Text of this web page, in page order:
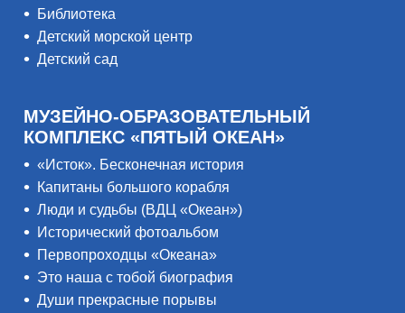
Библиотека
Детский морской центр
Детский сад
МУЗЕЙНО-ОБРАЗОВАТЕЛЬНЫЙ
КОМПЛЕКС «ПЯТЫЙ ОКЕАН»
«Исток». Бесконечная история
Капитаны большого корабля
Люди и судьбы (ВДЦ «Океан»)
Исторический фотоальбом
Первопроходцы «Океана»
Это наша с тобой биография
Души прекрасные порывы